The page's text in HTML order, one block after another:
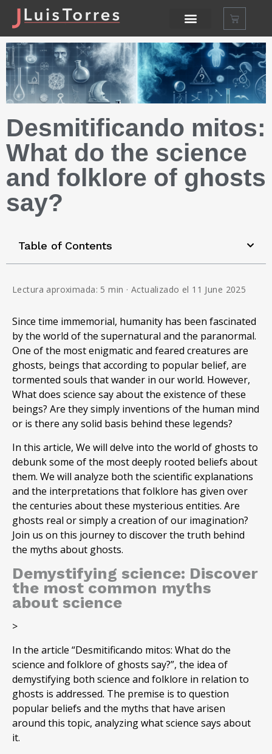
Desmitificando mitos:
What do the science
and folklore of ghosts
say?
Table of Contents
Lectura aproximada: 5 min · Actualizado el 11 June 2025
Since time immemorial, humanity has been fascinated
by the world of the supernatural and the paranormal.
One of the most enigmatic and feared creatures are
ghosts, beings that according to popular belief, are
tormented souls that wander in our world. However,
What does science say about the existence of these
beings? Are they simply inventions of the human mind
or is there any solid basis behind these legends?
In this article, We will delve into the world of ghosts to
debunk some of the most deeply rooted beliefs about
them. We will analyze both the scientific explanations
and the interpretations that folklore has given over
the centuries about these mysterious entities. Are
ghosts real or simply a creation of our imagination?
Join us on this journey to discover the truth behind
the myths about ghosts.
Demystifying science: Discover
the most common myths
about science
>
In the article “Desmitificando mitos: What do the
science and folklore of ghosts say?”, the idea of
demystifying both science and folklore in relation to
ghosts is addressed. The premise is to question
popular beliefs and the myths that have arisen
around this topic, analyzing what science says about
it.